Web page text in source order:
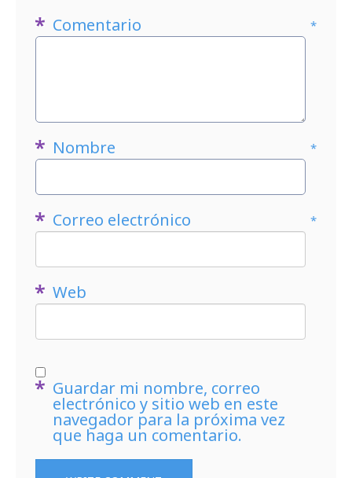
Comentario *
Nombre *
Correo electrónico *
Web
Guardar mi nombre, correo
electrónico y sitio web en este
navegador para la próxima vez
que haga un comentario.